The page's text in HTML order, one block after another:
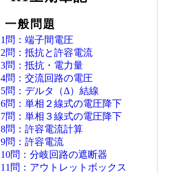
一般問題
1問：端子間電圧
2問：抵抗と許容電流
3問：抵抗・電力量
4問：交流回路の電圧
5問：デルタ（Δ）結線
6問：単相２線式の電圧降下
7問：単相３線式の電圧降下
8問：許容電流計算
9問：許容電流
10問：分岐回路の遮断器
11問：アウトレットボックス